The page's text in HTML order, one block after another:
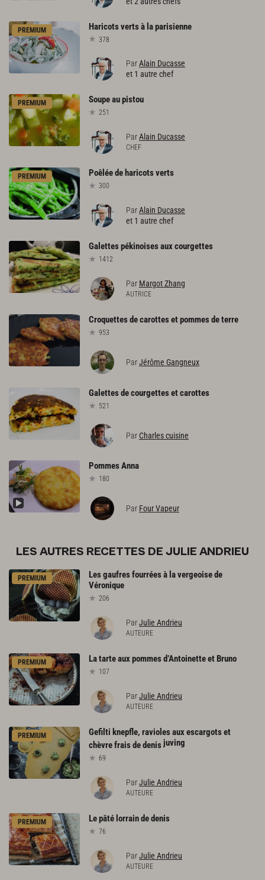
PREMIUM Haricotsvertsà laparisienne
378
ParAlain Ducasse
et 1 autre chef
PREMIUM Soupeaupistou
251
ParAlain Ducasse
CHEF
PREMIUM Poêléede haricotsverts
300
ParAlain Ducasse
et 1 autre chef
Galettespékinoisesauxcourgettes
1412
Par Margot Zhang
AUTRICE
Croquettesdecarottesetpommesdeterre
953
ParJérôme Gangneux
Galettesdecourgettesetcarottes
521
Par Charles cuisine
PommesAnna
180
Par Four Vapeur
LES AUTRES RECETTES DE JULIE ANDRIEU
PREMIUM Lesgaufresfourréesà lavergeoisede
Véronique
206
ParJulie Andrieu
AUTEURE
PREMIUM Latarteauxpommesd’Antoinetteet Bruno
107
ParJulie Andrieu
AUTEURE
PREMIUM
Gefilti knepfle, ravioles aux escargots et
chèvre frais de denisjuving
69
ParJulie Andrieu
AUTEURE
PREMIUM Lepâté lorraindedenis
76
ParJulie Andrieu
AUTEURE